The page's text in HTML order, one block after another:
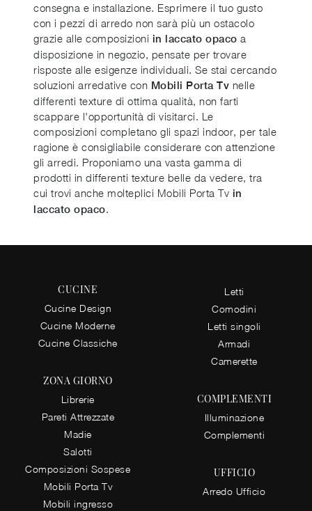
consegna e installazione. Esprimere il tuo gusto
con i pezzi di arredo non sarà più un ostacolo
grazie alle composizioni in laccato opaco a
disposizione in negozio, pensate per trovare
risposte alle esigenze individuali. Se stai cercando
soluzioni arredative con Mobili Porta Tv nelle
differenti texture di ottima qualità, non farti
scappare l'opportunità di visitarci. Le
composizioni completano gli spazi indoor, per tale
ragione è consigliabile considerare con attenzione
gli arredi. Proponiamo una vasta gamma di
prodotti in differenti texture belle da vedere, tra
cui trovi anche molteplici Mobili Porta Tv in
laccato opaco.
CUCINE
Cucine Design
Cucine Moderne
Cucine Classiche
ZONA GIORNO
Librerie
Pareti Attrezzate
Madie
Salotti
Composizioni Sospese
Mobili Porta Tv
Mobili ingresso
Letti
Comodini
Letti singoli
Armadi
Camerette
COMPLEMENTI
Illuminazione
Complementi
UFFICIO
Arredo Ufficio